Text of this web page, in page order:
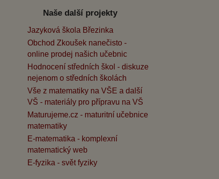
Naše další projekty
Jazyková škola Březinka
Obchod Zkoušek nanečisto -
online prodej našich učebnic
Hodnocení středních škol - diskuze
nejenom o středních školách
Vše z matematiky na VŠE a další
VŠ - materiály pro přípravu na VŠ
Maturujeme.cz - maturitní učebnice
matematiky
E-matematika - komplexní
matematický web
E-fyzika - svět fyziky